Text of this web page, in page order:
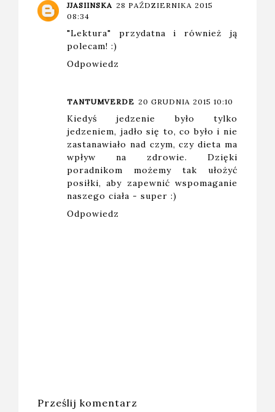
JJASIINSKA 28 PAŹDZIERNIKA 2015
08:34
"Lektura" przydatna i również ją
polecam! :)
Odpowiedz
TANTUMVERDE 20 GRUDNIA 2015 10:10
Kiedyś jedzenie było tylko
jedzeniem, jadło się to, co było i nie
zastanawiało nad czym, czy dieta ma
wpływ na zdrowie. Dzięki
poradnikom możemy tak ułożyć
posiłki, aby zapewnić wspomaganie
naszego ciała - super :)
Odpowiedz
Prześlij komentarz